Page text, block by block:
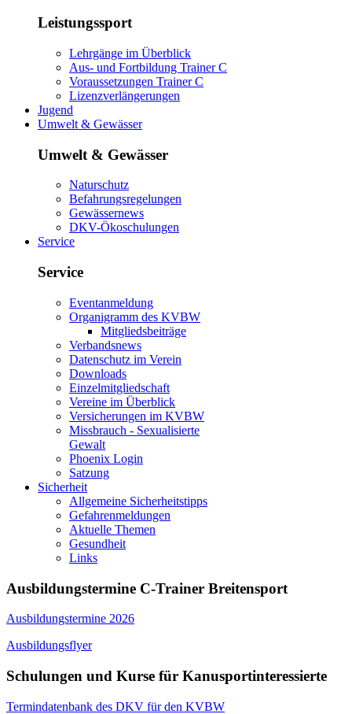
Leistungssport
Lehrgänge im Überblick
Aus- und Fortbildung Trainer C
Voraussetzungen Trainer C
Lizenzverlängerungen
Jugend
Umwelt & Gewässer
Umwelt & Gewässer
Naturschutz
Befahrungsregelungen
Gewässernews
DKV-Ökoschulungen
Service
Service
Eventanmeldung
Organigramm des KVBW
Mitgliedsbeiträge
Verbandsnews
Datenschutz im Verein
Downloads
Einzelmitgliedschaft
Vereine im Überblick
Versicherungen im KVBW
Missbrauch - Sexualisierte
Gewalt
Phoenix Login
Satzung
Sicherheit
Allgemeine Sicherheitstipps
Gefahrenmeldungen
Aktuelle Themen
Gesundheit
Links
Ausbildungstermine C-Trainer Breitensport
Ausbildungstermine 2026
Ausbildungsflyer
Schulungen und Kurse für Kanusportinteressierte
Termindatenbank des DKV für den KVBW